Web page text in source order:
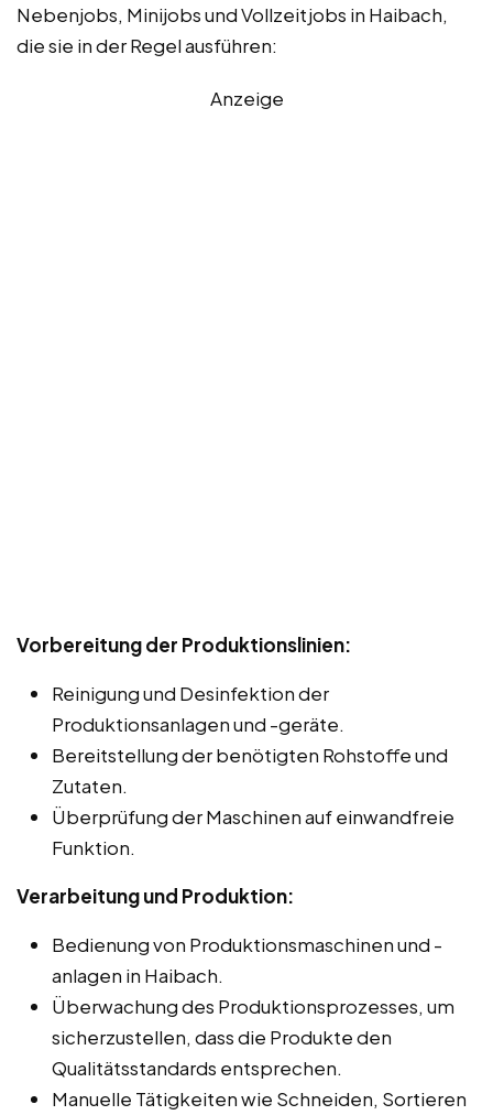
Nebenjobs, Minijobs und Vollzeitjobs in Haibach,
die sie in der Regel ausführen:
Anzeige
Vorbereitung der Produktionslinien:
Reinigung und Desinfektion der
Produktionsanlagen und -geräte.
Bereitstellung der benötigten Rohstoffe und
Zutaten.
Überprüfung der Maschinen auf einwandfreie
Funktion.
Verarbeitung und Produktion:
Bedienung von Produktionsmaschinen und -
anlagen in Haibach.
Überwachung des Produktionsprozesses, um
sicherzustellen, dass die Produkte den
Qualitätsstandards entsprechen.
Manuelle Tätigkeiten wie Schneiden, Sortieren